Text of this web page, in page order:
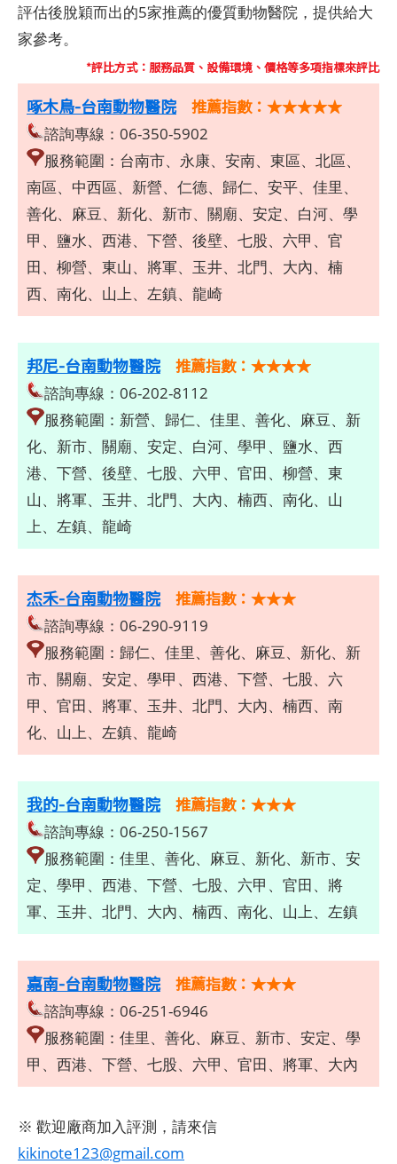
評估後脫穎而出的5家推薦的優質動物醫院，提供給大
家參考。
*評比方式：服務品質、設備環境、價格等多項指標來評比
啄木鳥-台南動物醫院 推薦指數：★★★★★
諮詢專線：06-350-5902
服務範圍：台南市、永康、安南、東區、北區、
南區、中西區、新營、仁德、歸仁、安平、佳里、
善化、麻豆、新化、新市、關廟、安定、白河、學
甲、鹽水、西港、下營、後壁、七股、六甲、官
田、柳營、東山、將軍、玉井、北門、大內、楠
西、南化、山上、左鎮、龍崎
邦尼-台南動物醫院 推薦指數：★★★★
諮詢專線：06-202-8112
服務範圍：新營、歸仁、佳里、善化、麻豆、新
化、新市、關廟、安定、白河、學甲、鹽水、西
港、下營、後壁、七股、六甲、官田、柳營、東
山、將軍、玉井、北門、大內、楠西、南化、山
上、左鎮、龍崎
杰禾-台南動物醫院 推薦指數：★★★
諮詢專線：06-290-9119
服務範圍：歸仁、佳里、善化、麻豆、新化、新
市、關廟、安定、學甲、西港、下營、七股、六
甲、官田、將軍、玉井、北門、大內、楠西、南
化、山上、左鎮、龍崎
我的-台南動物醫院 推薦指數：★★★
諮詢專線：06-250-1567
服務範圍：佳里、善化、麻豆、新化、新市、安
定、學甲、西港、下營、七股、六甲、官田、將
軍、玉井、北門、大內、楠西、南化、山上、左鎮
嘉南-台南動物醫院 推薦指數：★★★
諮詢專線：06-251-6946
服務範圍：佳里、善化、麻豆、新市、安定、學
甲、西港、下營、七股、六甲、官田、將軍、大內
※ 歡迎廠商加入評測，請來信
kikinote123@gmail.com